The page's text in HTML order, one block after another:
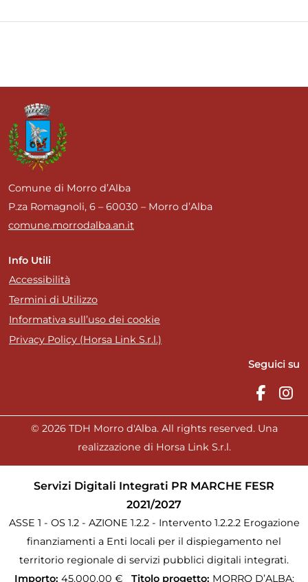
Comune di Morro d’Alba
P.za Romagnoli, 6 – 60030 – Morro d’Alba
comune.morrodalba.an.it
Info Utili
Accessibilità
Termini di Utilizzo
Informativa sull’uso dei cookie
Privacy Policy (Horsa Link S.r.l.)
Seguici su
© 2026 TDH Morro d'Alba. All rights reserved. Una
realizzazione di Horsa Link S.r.l.
Servizi Digitali Integrati PR MARCHE FESR
2021/2027
ASSE 1 - OS 1.2 - AZIONE 1.2.2 - Intervento 1.2.2.2 Erogazione
finanziamenti a Enti locali per il dispiegamento nel
territorio regionale di servizi pubblici digitali integrati.
Importo: 45.000,00 € Titolo progetto: MORRO D’ALBA: